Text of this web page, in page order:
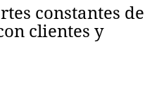
constantes de
clientes y